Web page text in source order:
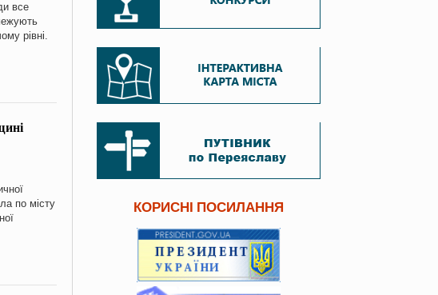
все
рівні.
по місту
КОРИСНІ ПОСИЛАННЯ